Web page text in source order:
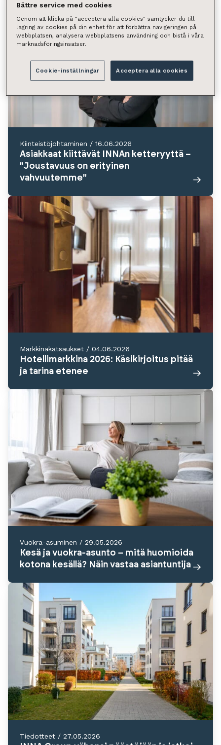
Kiinteistöjohtaminen / 16.06.2026
Asiakkaat kiittävät INNAn ketteryyttä –
”Joustavuus on erityinen
vahvuutemme”
Markkinakatsaukset / 04.06.2026
Hotellimarkkina 2026: Käsikirjoitus pitää
ja tarina etenee
Vuokra-asuminen / 29.05.2026
Kesä ja vuokra-asunto – mitä huomioida
kotona kesällä? Näin vastaa asiantuntija
Tiedotteet / 27.05.2026
Bättre service med cookies
Genom att klicka på "acceptera alla cookies" samtycker du till
lagring av cookies på din enhet för att förbättra navigeringen på
webbplatsen, analysera webbplatsens användning och bistå i våra
marknadsföringsinsatser.
Cookie-inställningar Acceptera alla cookies